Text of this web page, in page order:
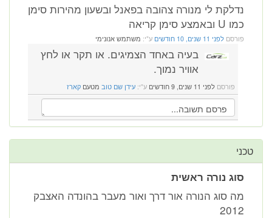
נדלקת לי מנורה צהובה בפאנל ובשעון מהירות סימן
כמו U ובאמצע סימן קריאה
פורסם לפני 11 שנים, 10 חודשים ע"י: משתמש אנונימי
בעיה באחד הצמיגים. או תקר או לחץ
אוויר נמוך.
פורסם לפני 11 שנים, 9 חודשים ע"י: עידן שם טוב מטעם קארז
טכני
סוג נורה ראשית
מה סוג הנורה אור דרך ואור מעבר בהונדה האצבק
2012